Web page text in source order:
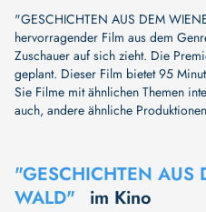
"GESCHICHTEN AUS DEM
hervorragender Film aus dem
Zuschauer auf sich zieht. Die
geplant. Dieser Film bietet 95
Sie Filme mit ähnlichen Themen
auch, andere ähnliche
"GESCHICHTEN AUS
WALD"
im Kino